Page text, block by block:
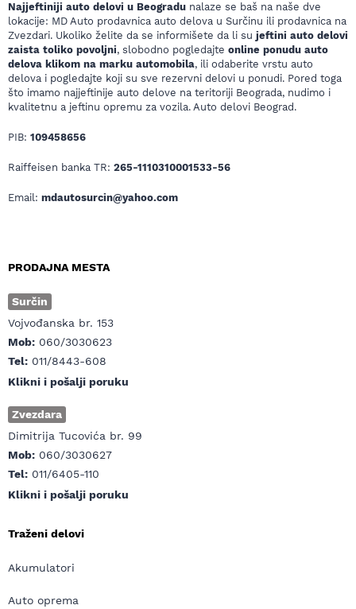
Najjeftiniji auto delovi u Beogradu nalaze se baš na naše dve
lokacije: MD Auto prodavnica auto delova u Surčinu ili prodavnica na
Zvezdari. Ukoliko želite da se informišete da li su jeftini auto delovi
zaista toliko povoljni, slobodno pogledajte online ponudu auto
delova klikom na marku automobila, ili odaberite vrstu auto
delova i pogledajte koji su sve rezervni delovi u ponudi. Pored toga
što imamo najjeftinije auto delove na teritoriji Beograda, nudimo i
kvalitetnu a jeftinu opremu za vozila. Auto delovi Beograd.
PIB: 109458656
Raiffeisen banka TR: 265-1110310001533-56
Email: mdautosurcin@yahoo.com
PRODAJNA MESTA
Surčin
Vojvođanska br. 153
Mob: 060/3030623
Tel: 011/8443-608
Klikni i pošalji poruku
Zvezdara
Dimitrija Tucovića br. 99
Mob: 060/3030627
Tel: 011/6405-110
Klikni i pošalji poruku
Traženi delovi
Akumulatori
Auto oprema